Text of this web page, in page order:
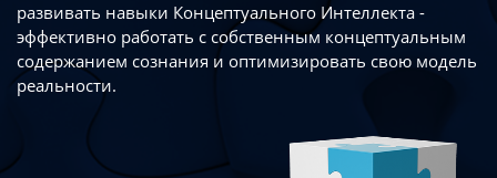
развивать навыки Концептуального Интеллекта -
эффективно работать с собственным концептуальным
содержанием сознания и оптимизировать свою модель
реальности.